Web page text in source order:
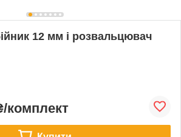
12 мм і розвальцювач
комплект